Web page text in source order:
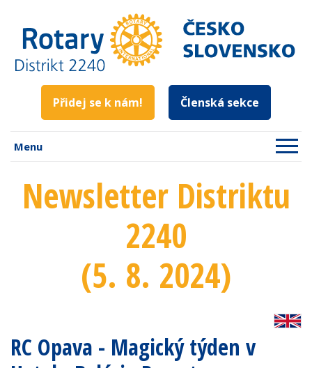
Přidej se k nám! Členská sekce
Menu
Newsletter Distriktu
2240
(5. 8. 2024)
RC Opava - Magický týden v